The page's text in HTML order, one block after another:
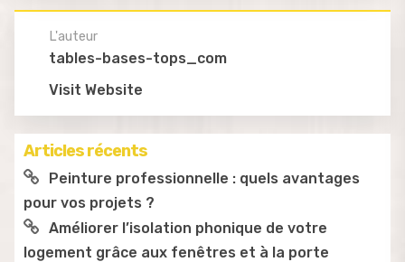
L'auteur
tables-bases-tops_com
Visit Website
Articles récents
Peinture professionnelle : quels avantages
pour vos projets ?
Améliorer l’isolation phonique de votre
logement grâce aux fenêtres et à la porte